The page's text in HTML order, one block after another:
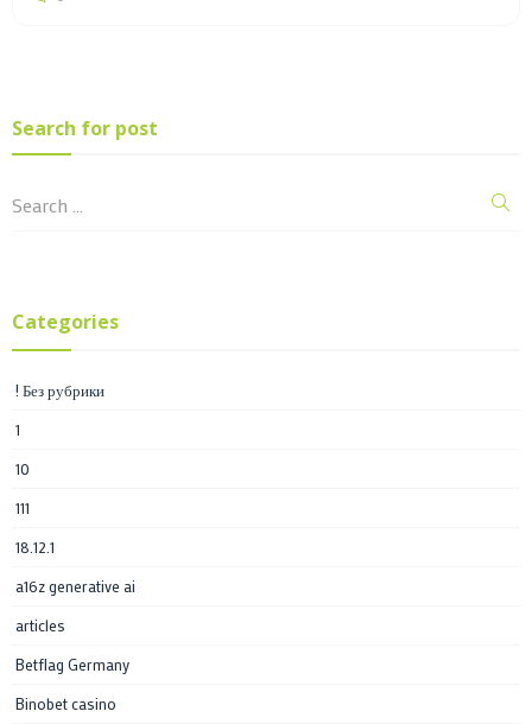
Search for post
Categories
! Без рубрики
1
10
111
18.12.1
a16z generative ai
articles
Betflag Germany
Binobet casino